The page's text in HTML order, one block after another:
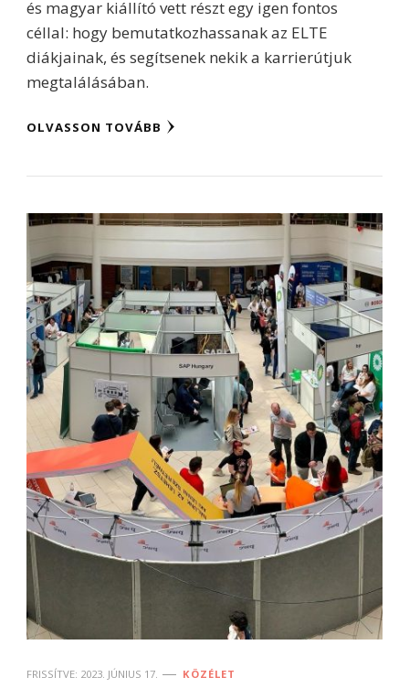
és magyar kiállító vett részt egy igen fontos
céllal: hogy bemutatkozhassanak az ELTE
diákjainak, és segítsenek nekik a karrierútjuk
megtalálásában.
OLVASSON TOVÁBB
FRISSÍTVE: 2023. JÚNIUS 17. KÖZÉLET